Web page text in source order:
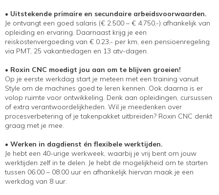
• Uitstekende primaire en secundaire arbeidsvoorwaarden.
Je ontvangt een goed salaris (€ 2.500 – € 4.750,-) afhankelijk van
opleiding en ervaring. Daarnaast krijg je een
reiskostenvergoeding van € 0.23,- per km, een pensioenregeling
via PMT, 25 vakantiedagen en 13 atv-dagen.
• Roxin CNC moedigt jou aan om te blijven groeien!
Op je eerste werkdag start je meteen met een training vanuit
Style om de machines goed te leren kennen. Ook daarna is er
volop ruimte voor ontwikkeling. Denk aan opleidingen, cursussen
of extra verantwoordelijkheden. Wil je meedenken over
procesverbetering of je takenpakket uitbreiden? Roxin CNC denkt
graag met je mee.
• Werken in dagdienst én flexibele werktijden.
Je hebt een 40-urige werkweek, waarbij je vrij bent om jouw
werktijden zelf in te delen. Je hebt de mogelijkheid om te starten
tussen 06:00 – 08:00 uur en afhankelijk hiervan maak je een
werkdag van 8 uur.